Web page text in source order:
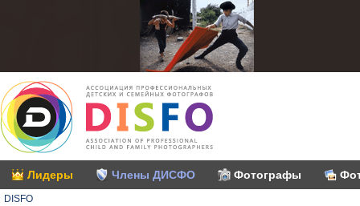
Лидеры Члены ДИСФО Фотографы
DISFO